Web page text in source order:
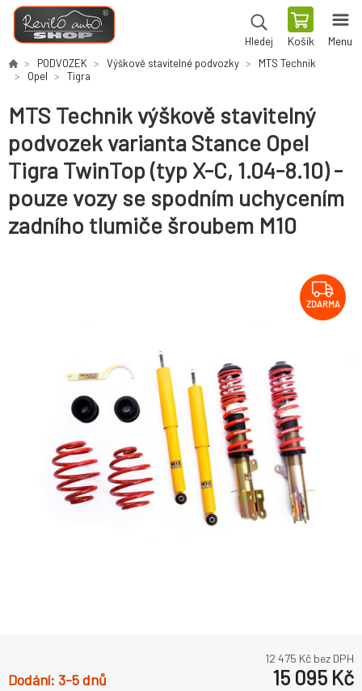
Hledej Košík Menu
PODVOZEK Výškově stavitelné podvozky
MTS Technik
Opel
Tigra
MTS Technik výškově stavitelný
podvozek varianta Stance Opel
Tigra TwinTop (typ X-C, 1.04-8.10) -
pouze vozy se spodním uchycením
zadního tlumiče šroubem M10
ZDARMA
12 475 Kč bez DPH
3-5 dnů 15 095 Kč